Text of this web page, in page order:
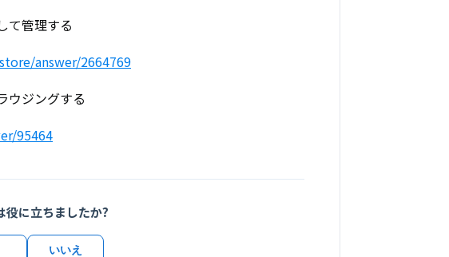
て管理する
answer/2664769
ウジングする
95464
役に立ちましたか?
いいえ